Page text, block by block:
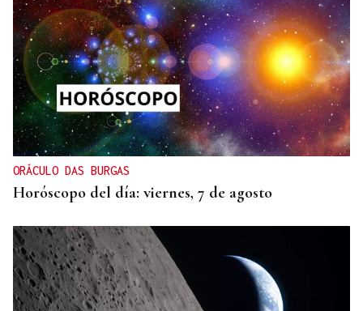
ORÁCULO DAS BURGAS
Horóscopo del día: viernes, 7 de agosto